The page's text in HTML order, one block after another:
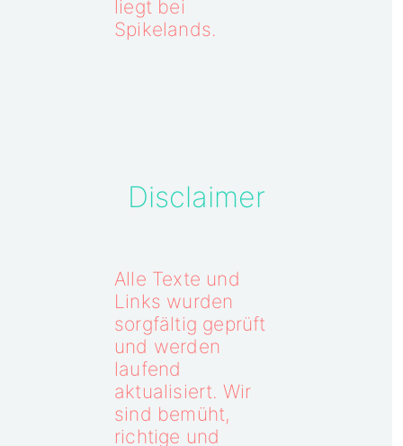
liegt bei
Spikelands.
Disclaimer
Alle Texte und
Links wurden
sorgfältig geprüft
und werden
laufend
aktualisiert. Wir
sind bemüht,
richtige und